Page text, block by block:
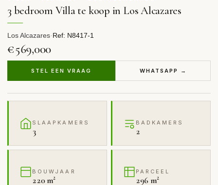
3 bedroom Villa te koop in Los Alcazares
Los Alcazares·Ref: N8417-1
€569,000
STEL EEN VRAAG WHATSAPP →
SLAAPKAMERS
3
BADKAMERS
2
BOUWJAAR
220 m²
PARCEEL
296 m²